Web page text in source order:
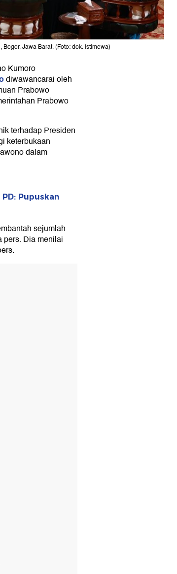
Jawa Barat. (Foto: dok. Istimewa)
Kumoro
diwawancarai oleh
Prabowo
Prabowo
terhadap Presiden
keterbukaan
dalam
Pupuskan
sejumlah
pers. Dia menilai